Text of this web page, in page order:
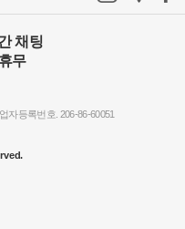
품추첨 당첨자 발표
모전 2023 안내
채팅
무
자등록번호. 206-86-60051